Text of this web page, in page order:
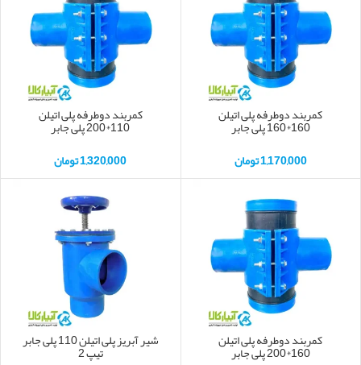
کمربند دوطرفه پلی اتیلن
160*160 پلی جابر
1,170,000تومان
کمربند دوطرفه پلی اتیلن
110*200 پلی جابر
1,320,000تومان
کمربند دوطرفه پلی اتیلن
160*200 پلی جابر
شیر آبریز پلی اتیلن 110 پلی جابر
تیپ 2